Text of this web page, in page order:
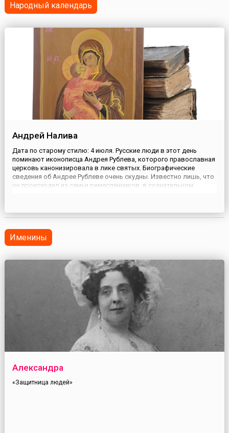
Народный календарь
Андрей Налива
Дата по старому стилю: 4 июля. Русские люди в этот день
поминают иконописца Андрея Рублева, которого православная
церковь канонизировала в лике святых. Биографические
сведения об Андрее Рублеве очень скудны. Известно лишь, что
он происходил из семьи ремесленников, в сознательном
Благовещенского ...
Именины
Александра
«Защитница людей»